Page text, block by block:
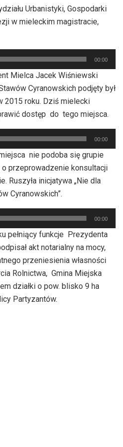
Urbanistyki, Gospodarki
w mieleckim magistracie,
00:00
Mielca Jacek Wiśniewski
Cyranowskich podjęty był
2015 roku. Dziś mielecki
dostęp do tego miejsca.
00:00
nie podoba się grupie
przeprowadzenie konsultacji
Ruszyła inicjatywa „Nie dla
Cyranowskich”.
00:00
pełniący funkcje Prezydenta
akt notarialny na mocy,
przeniesienia własności
Rolnictwa, Gmina Miejska
działki o pow. blisko 9 ha
Partyzantów.